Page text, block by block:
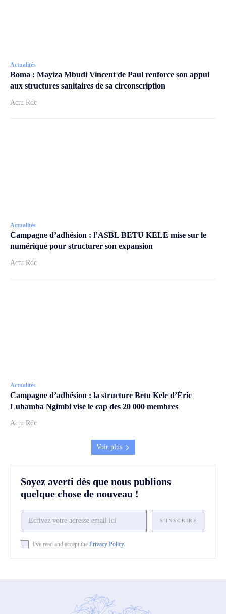
Actualités
Boma : Mayiza Mbudi Vincent de Paul renforce son appui
aux structures sanitaires de sa circonscription
Actu Rdc
Actualités
Campagne d’adhésion : l’ASBL BETU KELE mise sur le
numérique pour structurer son expansion
Actu Rdc
Actualités
Campagne d’adhésion : la structure Betu Kele d’Éric
Lubamba Ngimbi vise le cap des 20 000 membres
Actu Rdc
Voir plus
Soyez averti dès que nous publions
quelque chose de nouveau !
S'INSCRIRE
I've read and accept the Privacy Policy.